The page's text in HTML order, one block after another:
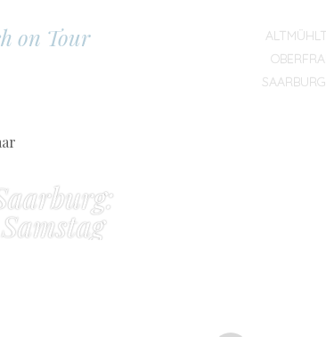
on Tour
MENU
SKIP TO
SAARBURG
Samstag